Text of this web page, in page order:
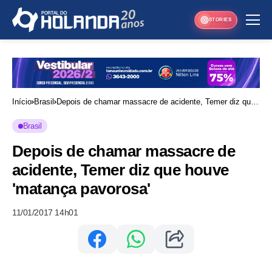
STORIES
Início Brasil
Depois de chamar massacre de acidente, Temer diz que
Brasil
Depois de chamar massacre de
acidente, Temer diz que houve
'matança pavorosa'
11/01/2017 14h01